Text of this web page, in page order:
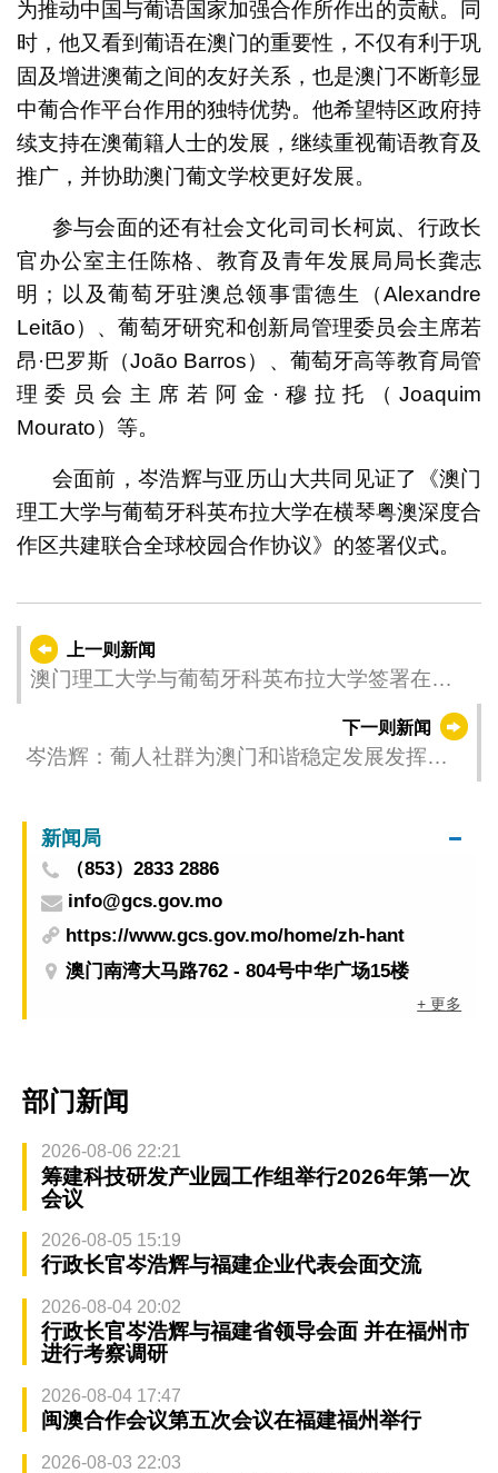
为推动中国与葡语国家加强合作所作出的贡献。同
时，他又看到葡语在澳门的重要性，不仅有利于巩
固及增进澳葡之间的友好关系，也是澳门不断彰显
中葡合作平台作用的独特优势。他希望特区政府持
续支持在澳葡籍人士的发展，继续重视葡语教育及
推广，并协助澳门葡文学校更好发展。
参与会面的还有社会文化司司长柯岚、行政长
官办公室主任陈格、教育及青年发展局局长龚志
明；以及葡萄牙驻澳总领事雷德生（Alexandre
Leitão）、葡萄牙研究和创新局管理委员会主席若
昂·巴罗斯（João Barros）、葡萄牙高等教育局管
理委员会主席若阿金·穆拉托（Joaquim
Mourato）等。
会面前，岑浩辉与亚历山大共同见证了《澳门
理工大学与葡萄牙科英布拉大学在横琴粤澳深度合
作区共建联合全球校园合作协议》的签署仪式。
上一则新闻
澳门理工大学与葡萄牙科英布拉大学签署在横
琴粤澳深度合作区共建联合全球校园合作协议
下一则新闻
岑浩辉：葡人社群为澳门和谐稳定发展发挥积
新闻局
（853）2833 2886
info@gcs.gov.mo
https://www.gcs.gov.mo/home/zh-hant
澳门南湾大马路762 - 804号中华广场15楼
+ 更多
部门新闻
2026-08-06 22:21
筹建科技研发产业园工作组举行2026年第一次
会议
2026-08-05 15:19
行政长官岑浩辉与福建企业代表会面交流
2026-08-04 20:02
行政长官岑浩辉与福建省领导会面 并在福州市
进行考察调研
2026-08-04 17:47
闽澳合作会议第五次会议在福建福州举行
2026-08-03 22:03